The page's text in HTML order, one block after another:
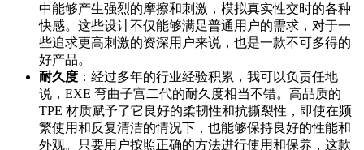
中能够产生强烈的摩擦和刺激，模拟真实性交时的各种
快感。这些设计不仅能够满足普通用户的需求，对于一
些追求更高刺激的资深用户来说，也是一款不可多得的
好产品。
耐久度 ：经过多年的行业经验积累，我可以负责任地
说，EXE 弯曲子宫二代的耐久度相当不错。高品质的
TPE 材质赋予了它良好的柔韧性和抗撕裂性，即使在频
繁使用和反复清洁的情况下，也能够保持良好的性能和
外观。只要用户按照正确的方法进行使用和保养，这款